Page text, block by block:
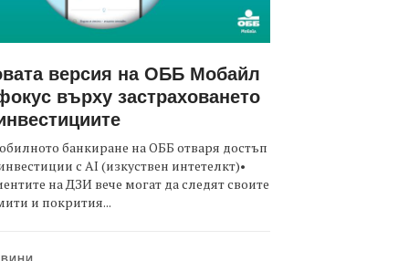
версия на ОББ Мобайл
върху застраховането
банкиране на ОББ отваря достъп
с AI (изкуствен интетелкт)•
на ДЗИ вече могат да следят своите
и покрития...